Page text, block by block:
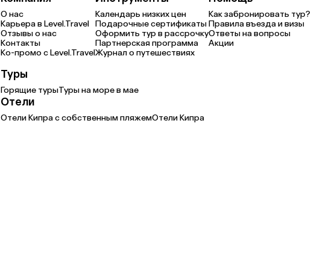
О нас
Карьера в Level.Travel
Отзывы о нас
Контакты
Ко-промо с Level.Travel
Календарь низких цен
Подарочные сертификаты
Оформить тур в рассрочку
Партнерская программа
Журнал о путешествиях
Как забронировать тур?
Правила въезда и визы
Ответы на вопросы
Акции
Туры
Горящие турыТуры на море в мае
Отели
Отели Кипра с собственным пляжемОтели Кипра